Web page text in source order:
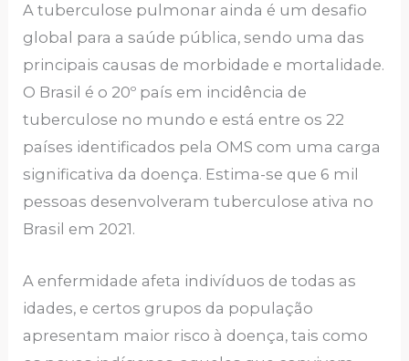
A tuberculose pulmonar ainda é um desafio
global para a saúde pública, sendo uma das
principais causas de morbidade e mortalidade.
O Brasil é o 20º país em incidência de
tuberculose no mundo e está entre os 22
países identificados pela OMS com uma carga
significativa da doença. Estima-se que 6 mil
pessoas desenvolveram tuberculose ativa no
Brasil em 2021.
A enfermidade afeta indivíduos de todas as
idades, e certos grupos da população
apresentam maior risco à doença, tais como